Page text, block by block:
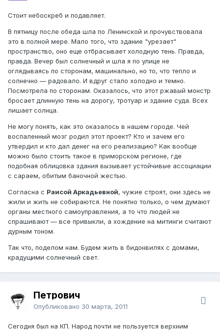
Стоит небоскреб и подавляет.
В пятницу после обеда шла по Ленинской и прочувствовала
это в полной мере. Мало того, что здание "урезает"
пространство, оно еще отбрасывает холодную тень. Правда,
правда. Вечер был солнечный и шла я по улице не
оглядываясь по сторонам, машинально, но то, что тепло и
солнечно — радовало. И вдруг стало холодно и темно.
Посмотрела по сторонам. Оказалось, что этот ржавый монстр
бросает длинную тень на дорогу, тротуар и здание суда. Всех
лишает солнца.
Не могу понять, как это оказалось в нашем городе. Чей
воспаленный мозг родил этот проект? Кто и зачем его
утвердил и кто дал денег на его реализацию? Как вообще
можно было стоить такое в приморском регионе, где
подобная облицовка здания вызывает устойчивые ассоциации
с сараем, обитым баночной жестью.
Согласна с Раисой Аркадьевной, чужие строят, они здесь не
жили и жить не собираются. Не понятно только, о чем думают
органы местного самоуправления, а то что людей не
спрашивают — все привыкли, а хождение на митинги считают
дурным тоном.
Так что, поделом нам. Будем жить в бидонвилях с домами,
крадущими солнечный свет.
Петрович
Опубликовано 30 марта, 2011
Сегодня был на КП. Народ почти не пользуется верхним